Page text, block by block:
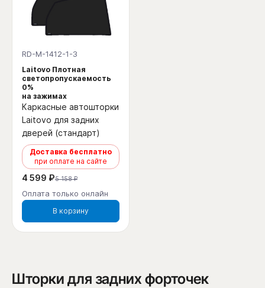
RD-M-1412-1-3
Laitovo Плотная
светопропускаемость
0%
на зажимах
Каркасные автошторки
Laitovo для задних
дверей (стандарт)
Доставка бесплатно
при оплате на сайте
4 599 ₽5 158 ₽
Оплата только онлайн
В корзину
Шторки для задних форточек